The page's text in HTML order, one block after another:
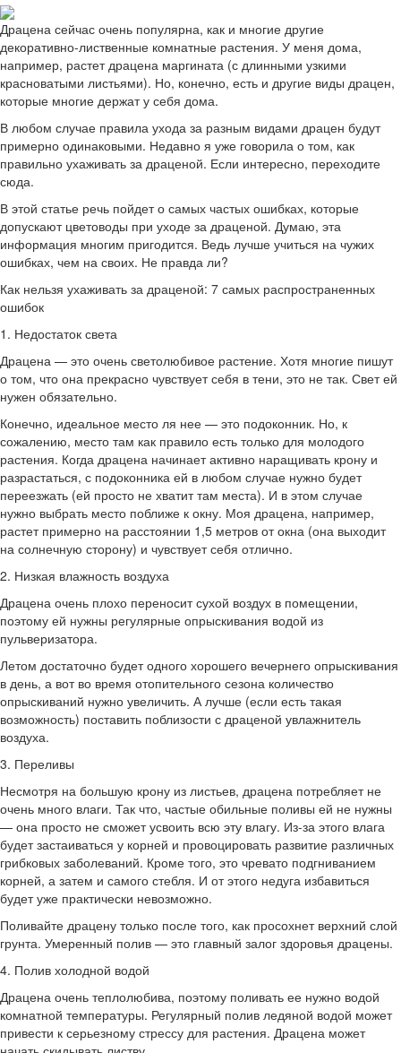
Драцена сейчас очень популярна, как и многие другие
декоративно-лиственные комнатные растения. У меня дома,
например, растет драцена маргината (с длинными узкими
красноватыми листьями). Но, конечно, есть и другие виды драцен,
которые многие держат у себя дома.
В любом случае правила ухода за разным видами драцен будут
примерно одинаковыми. Недавно я уже говорила о том, как
правильно ухаживать за драценой. Если интересно, переходите
сюда.
В этой статье речь пойдет о самых частых ошибках, которые
допускают цветоводы при уходе за драценой. Думаю, эта
информация многим пригодится. Ведь лучше учиться на чужих
ошибках, чем на своих. Не правда ли?
Как нельзя ухаживать за драценой: 7 самых распространенных
ошибок
1. Недостаток света
Драцена — это очень светолюбивое растение. Хотя многие пишут
о том, что она прекрасно чувствует себя в тени, это не так. Свет ей
нужен обязательно.
Конечно, идеальное место ля нее — это подоконник. Но, к
сожалению, место там как правило есть только для молодого
растения. Когда драцена начинает активно наращивать крону и
разрастаться, с подоконника ей в любом случае нужно будет
переезжать (ей просто не хватит там места). И в этом случае
нужно выбрать место поближе к окну. Моя драцена, например,
растет примерно на расстоянии 1,5 метров от окна (она выходит
на солнечную сторону) и чувствует себя отлично.
2. Низкая влажность воздуха
Драцена очень плохо переносит сухой воздух в помещении,
поэтому ей нужны регулярные опрыскивания водой из
пульверизатора.
Летом достаточно будет одного хорошего вечернего опрыскивания
в день, а вот во время отопительного сезона количество
опрыскиваний нужно увеличить. А лучше (если есть такая
возможность) поставить поблизости с драценой увлажнитель
воздуха.
3. Переливы
Несмотря на большую крону из листьев, драцена потребляет не
очень много влаги. Так что, частые обильные поливы ей не нужны
— она просто не сможет усвоить всю эту влагу. Из-за этого влага
будет застаиваться у корней и провоцировать развитие различных
грибковых заболеваний. Кроме того, это чревато подгниванием
корней, а затем и самого стебля. И от этого недуга избавиться
будет уже практически невозможно.
Поливайте драцену только после того, как просохнет верхний слой
грунта. Умеренный полив — это главный залог здоровья драцены.
4. Полив холодной водой
Драцена очень теплолюбива, поэтому поливать ее нужно водой
комнатной температуры. Регулярный полив ледяной водой может
привести к серьезному стрессу для растения. Драцена может